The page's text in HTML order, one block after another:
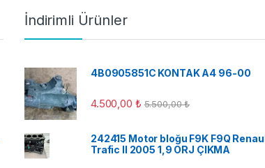
İndirimli Ürünler
4B0905851C KONTAK A4 96-00
4.500,00 ₺ 5.500,00₺
242415 Motor bloğu F9K F9Q
Trafic II 2005 1,9 ORJ ÇIKMA